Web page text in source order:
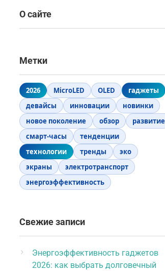
О сайте
Метки
2026 MicroLED OLED
гаджеты
девайсы
инновации
новинки
новое поколение
обзор
развитие
смарт-часы
тенденции
технологии
тренды
эко
экраны
электротранспорт
энергоэффективность
Свежие записи
Энергоэффективность гаджетов
2026: как выбрать долговечный